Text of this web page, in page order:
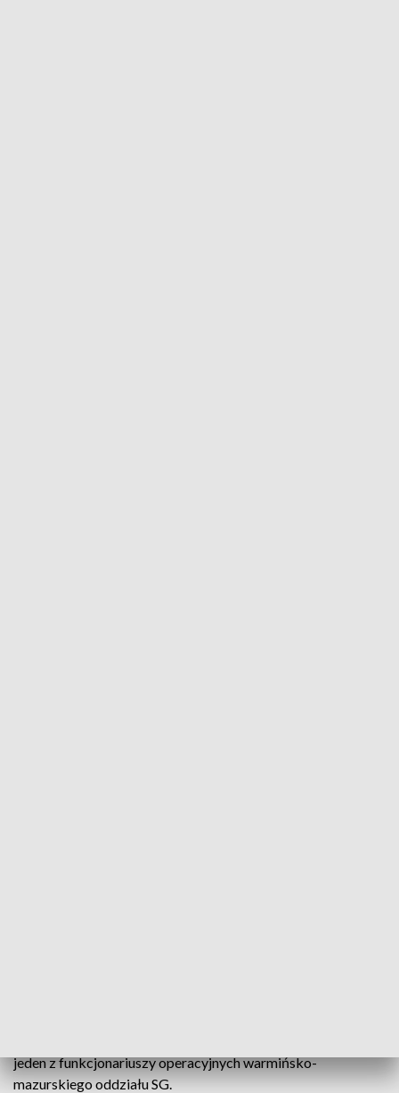
jeden z funkcjonariuszy operacyjnych warmińsko-
mazurskiego oddziału SG.